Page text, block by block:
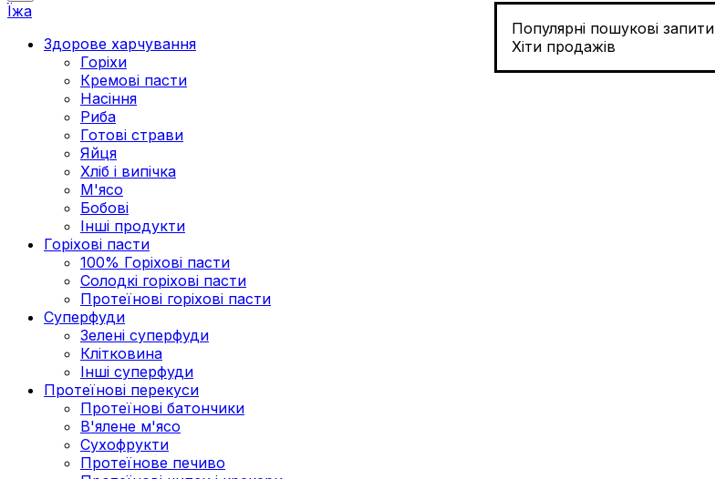
Популярні пошукові запити
Хіти продажів
Їжа
Здорове харчування
Горіхи
Кремові пасти
Насіння
Риба
Готові страви
Яйця
Хліб і випічка
М'ясо
Бобові
Інші продукти
Горіхові пасти
100% Горіхові пасти
Солодкі горіхові пасти
Протеїнові горіхові пасти
Суперфуди
Зелені суперфуди
Клітковина
Інші суперфуди
Протеїнові перекуси
Протеїнові батончики
В'ялене м'ясо
Сухофрукти
Протеїнове печиво